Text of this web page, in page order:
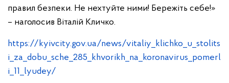
правил безпеки. Не нехтуйте ними! Бережіть себе!»
– наголосив Віталій Кличко.
https://kyivcity.gov.ua/news/vitaliy_klichko_u_stolits
i_za_dobu_sche_285_khvorikh_na_koronavirus_pomerl
i_11_lyudey/